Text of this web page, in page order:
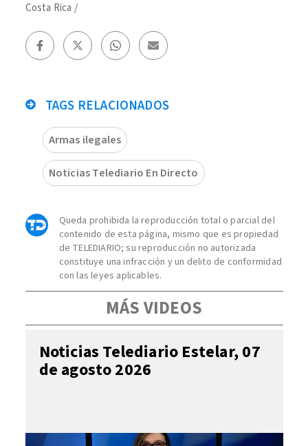
Costa Rica /
TAGS RELACIONADOS
Armas ilegales
Noticias Telediario En Directo
Queda prohibida la reproducción total o parcial del
contenido de esta página, mismo que es propiedad
de TELEDIARIO; su reproducción no autorizada
constituye una infracción y un delito de conformidad
con las leyes aplicables.
MÁS VIDEOS
Noticias Telediario Estelar, 07
de agosto 2026